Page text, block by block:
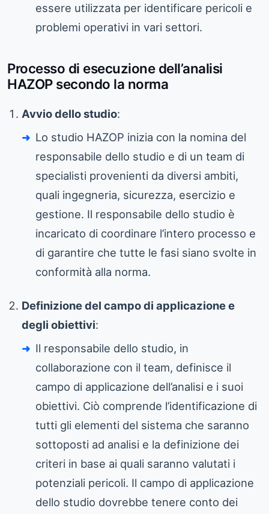
essere utilizzata per identificare pericoli e
problemi operativi in vari settori.
Processo di esecuzione dell’analisi
HAZOP secondo la norma
Avvio dello studio:
Lo studio HAZOP inizia con la nomina del
responsabile dello studio e di un team di
specialisti provenienti da diversi ambiti,
quali ingegneria, sicurezza, esercizio e
gestione. Il responsabile dello studio è
incaricato di coordinare l’intero processo e
di garantire che tutte le fasi siano svolte in
conformità alla norma.
Definizione del campo di applicazione e
degli obiettivi:
Il responsabile dello studio, in
collaborazione con il team, definisce il
campo di applicazione dell’analisi e i suoi
obiettivi. Ciò comprende l’identificazione di
tutti gli elementi del sistema che saranno
sottoposti ad analisi e la definizione dei
criteri in base ai quali saranno valutati i
potenziali pericoli. Il campo di applicazione
dello studio dovrebbe tenere conto dei